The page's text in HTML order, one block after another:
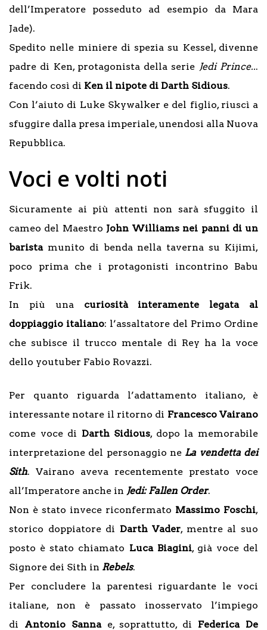
dell’Imperatore posseduto ad esempio da Mara
Jade).
Spedito nelle miniere di spezia su Kessel, divenne
padre di Ken, protagonista della serie Jedi Prince...
facendo così di Ken il nipote di Darth Sidious.
Con l’aiuto di Luke Skywalker e del figlio, riuscì a
sfuggire dalla presa imperiale, unendosi alla Nuova
Repubblica.
Voci e volti noti
Sicuramente ai più attenti non sarà sfuggito il
cameo del Maestro John Williams nei panni di un
baristamunito di benda nella taverna su Kijimi,
poco prima che i protagonisti incontrino Babu
Frik.
In più una curiosità interamente legata al
doppiaggio italiano: l’assaltatore del Primo Ordine
che subisce il trucco mentale di Rey ha la voce
dello youtuber Fabio Rovazzi.
Per quanto riguarda l’adattamento italiano, è
interessante notare il ritorno di Francesco Vairano
come voce di Darth Sidious, dopo la memorabile
interpretazione del personaggio ne La vendetta dei
Sith. Vairano aveva recentemente prestato voce
all’Imperatore anche in Jedi: Fallen Order.
Non è stato invece riconfermato Massimo Foschi,
storico doppiatore di Darth Vader, mentre al suo
posto è stato chiamato Luca Biagini, già voce del
Signore dei Sith in Rebels.
Per concludere la parentesi riguardante le voci
italiane, non è passato inosservato l’impiego
di Antonio Sannae, soprattutto, di Federica De